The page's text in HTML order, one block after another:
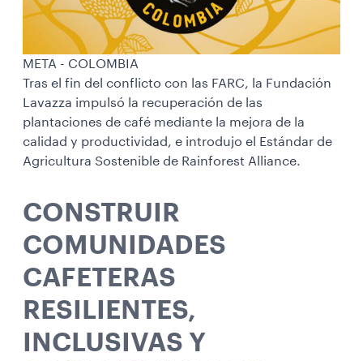
META - COLOMBIA
Tras el fin del conflicto con las FARC, la Fundación
Lavazza impulsó la recuperación de las
plantaciones de café mediante la mejora de la
calidad y productividad, e introdujo el Estándar de
Agricultura Sostenible de Rainforest Alliance.
CONSTRUIR
COMUNIDADES
CAFETERAS
RESILIENTES,
INCLUSIVAS Y